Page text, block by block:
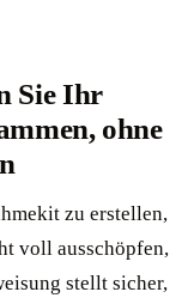
Sie Ihr
ohne
zu erstellen,
voll ausschöpfen,
stellt sicher,